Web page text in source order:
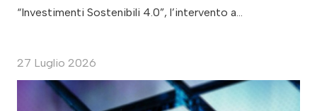
“Investimenti Sostenibili 4.0”, l’intervento a…
27 Luglio 2026